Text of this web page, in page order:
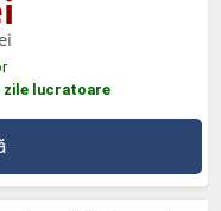
zile lucratoare